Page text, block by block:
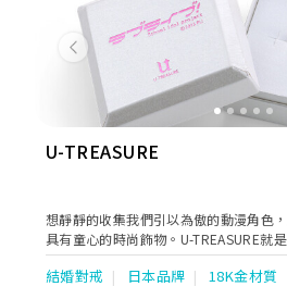
Previous
U-TREASURE
想靜靜的收集我們引以為傲的動漫角色
具有童心的時尚飾物。U-TREASURE就
的品牌，讓您享受由熟練職人才能打造
色珠寶及其周邊商品。
結婚對戒 日本品牌 18K金材質